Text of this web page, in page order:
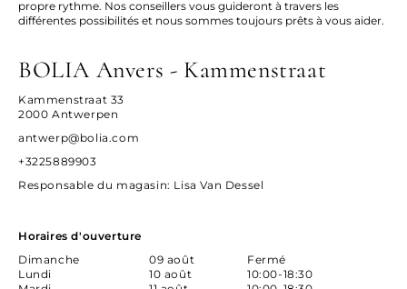
propre rythme. Nos conseillers vous guideront à travers les
différentes possibilités et nous sommes toujours prêts à vous aider.
BOLIA Anvers - Kammenstraat
Kammenstraat 33
2000 Antwerpen
antwerp@bolia.com
+3225889903
Responsable du magasin: Lisa Van Dessel
Horaires d'ouverture
Dimanche
09 août
Fermé
Lundi
10 août
10:00-18:30